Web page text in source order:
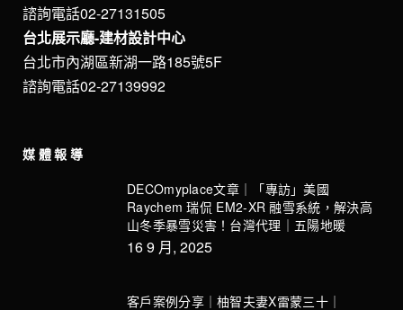
諮詢電話02-27131505
台北展示廳-建材設計中心
台北市內湖區新湖一路185號5F
諮詢電話02-27139992
媒體報導
DECOmyplace文章｜「專訪」美國
Raychem 瑞侃 EM2-XR 融雪系統，解決高
山冬季暴雪災害！台灣代理｜五陽地暖
16 9 月, 2025
客戶案例分享｜柚智夫妻X雷蒙三十｜